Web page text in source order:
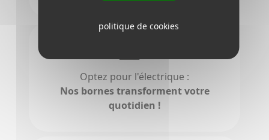
Optez pour l'électrique :
Nos bornes transforment votre
quotidien !
politique de cookies